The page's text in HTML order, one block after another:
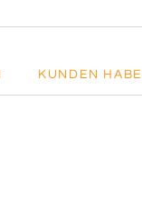
KUNDEN